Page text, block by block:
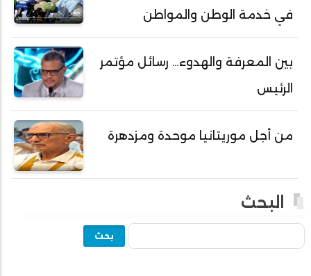
أحمد ولد علال
أحمد ولد محمد ديدي
أحمد ولد نافع
أحمد ولد يحيى
أحمدا كلي
أحمدسالم ولد العربي
أحمدو ولد أحمد رمظان
في خدمة الوطن والمواطن
بين المعرفة والهدوء… رسائل مؤتمر
الرئيس
من أجل موريتانيا موحدة ومزدهرة
البحث
بحث